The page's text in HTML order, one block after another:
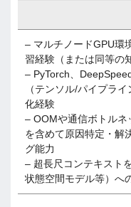
– マルチノードGPU環
習経験（または同等の
– PyTorch、
（テンソル/パイプラ
化経験
– OOMや通信ボトルネ
を含めて原因特定・解
グ能力
– 超長尺コンテキスト
状態空間モデル等）へ